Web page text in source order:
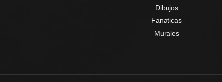
Dibujos
Fanaticas
Murales